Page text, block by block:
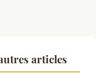
articles